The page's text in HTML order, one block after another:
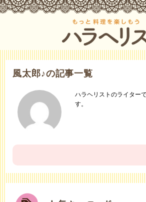
風太郎♪の記事一覧
ハラヘリストのライター
す。